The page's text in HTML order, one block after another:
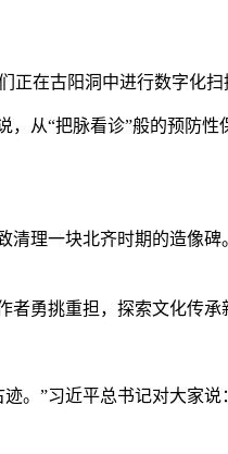
古阳洞中进行数字化扫
“把脉看诊”般的预防性
理一块北齐时期的造像碑
勇挑重担，探索文化传承
”习近平总书记对大家说